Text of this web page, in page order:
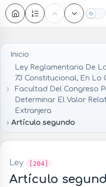
Inicio
Ley Reglamentaria De
73 Constitucional, En Lo
Facultad Del Congreso
Determinar El Valor
Extranjera
Artículo segundo
Ley [204]
Artículo